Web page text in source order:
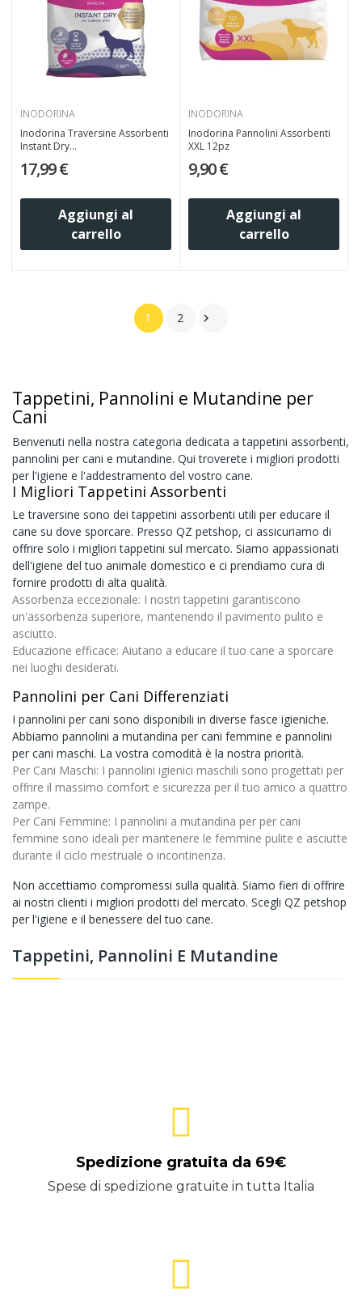
Tappetini, Pannolini E Mutandine
INODORINA
Inodorina Traversine Assorbenti
Instant Dry...
17,99 €
Aggiungi al
carrello
INODORINA
Inodorina Pannolini Assorbenti
XXL 12pz
9,90 €
Aggiungi al
carrello
1 2 
Tappetini, Pannolini e Mutandine per
Cani
Benvenuti nella nostra categoria dedicata a tappetini assorbenti,
pannolini per cani e mutandine. Qui troverete i migliori prodotti
per l'igiene e l'addestramento del vostro cane.
I Migliori Tappetini Assorbenti
Le traversine sono dei tappetini assorbenti utili per educare il
cane su dove sporcare. Presso QZ petshop, ci assicuriamo di
offrire solo i migliori tappetini sul mercato. Siamo appassionati
dell'igiene del tuo animale domestico e ci prendiamo cura di
fornire prodotti di alta qualità.
Assorbenza eccezionale: I nostri tappetini garantiscono
un'assorbenza superiore, mantenendo il pavimento pulito e
asciutto.
Educazione efficace: Aiutano a educare il tuo cane a sporcare
nei luoghi desiderati.
Pannolini per Cani Differenziati
I pannolini per cani sono disponibili in diverse fasce igieniche.
Abbiamo pannolini a mutandina per cani femmine e pannolini
per cani maschi. La vostra comodità è la nostra priorità.
Per Cani Maschi: I pannolini igienici maschili sono progettati per
offrire il massimo comfort e sicurezza per il tuo amico a quattro
zampe.
Per Cani Femmine: I pannolini a mutandina per per cani
femmine sono ideali per mantenere le femmine pulite e asciutte
durante il ciclo mestruale o incontinenza.
Non accettiamo compromessi sulla qualità. Siamo fieri di offrire
ai nostri clienti i migliori prodotti del mercato. Scegli QZ petshop
per l'igiene e il benessere del tuo cane.
Spedizione gratuita da 69€
Spese di spedizione gratuite in tutta Italia